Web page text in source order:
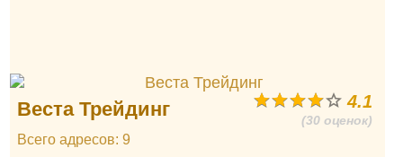
4.1
(30 оценок)
Веста Трейдинг
Всего адресов: 9